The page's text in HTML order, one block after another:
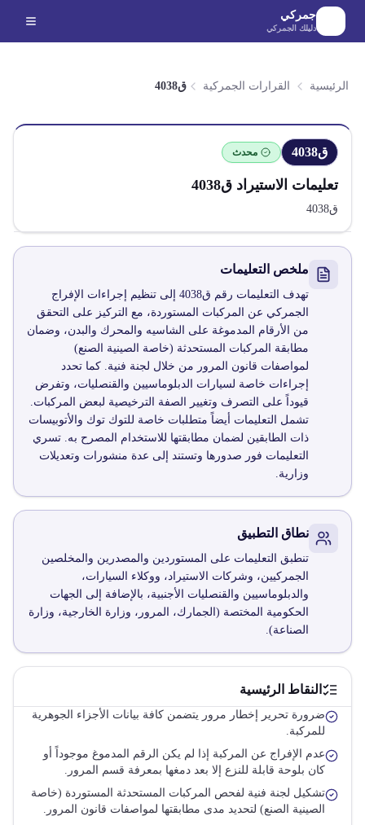
الانتقال إلى المحتوى الرئيسي
جمركي
دليلك الجمركي
الرئيسية القرارات الجمركية ق4038
ق4038 محدث
تعليمات الاستيراد ق4038
ق4038
ملخص التعليمات
تهدف التعليمات رقم ق4038 إلى تنظيم إجراءات الإفراج
الجمركي عن المركبات المستوردة، مع التركيز على التحقق
من الأرقام المدموغة على الشاسيه والمحرك والبدن، وضمان
مطابقة المركبات المستحدثة (خاصة الصينية الصنع)
لمواصفات قانون المرور من خلال لجنة فنية. كما تحدد
إجراءات خاصة لسيارات الدبلوماسيين والقنصليات، وتفرض
قيوداً على التصرف وتغيير الصفة الترخيصية لبعض المركبات.
تشمل التعليمات أيضاً متطلبات خاصة للتوك توك والأتوبيسات
ذات الطابقين لضمان مطابقتها للاستخدام المصرح به. تسري
التعليمات فور صدورها وتستند إلى عدة منشورات وتعديلات
وزارية.
نطاق التطبيق
تنطبق التعليمات على المستوردين والمصدرين والمخلصين
الجمركيين، وشركات الاستيراد، ووكلاء السيارات،
والدبلوماسيين والقنصليات الأجنبية، بالإضافة إلى الجهات
الحكومية المختصة (الجمارك، المرور، وزارة الخارجية، وزارة
الصناعة).
النقاط الرئيسية
ضرورة تحرير إخطار مرور يتضمن كافة بيانات الأجزاء الجوهرية
للمركبة.
عدم الإفراج عن المركبة إذا لم يكن الرقم المدموغ موجوداً أو
كان بلوحة قابلة للنزع إلا بعد دمغها بمعرفة قسم المرور.
تشكيل لجنة فنية لفحص المركبات المستحدثة المستوردة (خاصة
الصينية الصنع) لتحديد مدى مطابقتها لمواصفات قانون المرور.